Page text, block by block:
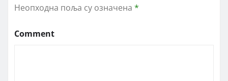
Неопходна поља су означена *
Comment